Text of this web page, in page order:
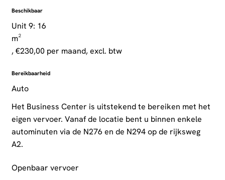
Beschikbaar
Unit 9: 16
m²
, €230,00 per maand, excl. btw
Bereikbaarheid
Auto
Het Business Center is uitstekend te bereiken met het
eigen vervoer. Vanaf de locatie bent u binnen enkele
autominuten via de N276 en de N294 op de rijksweg
A2.
Openbaar vervoer